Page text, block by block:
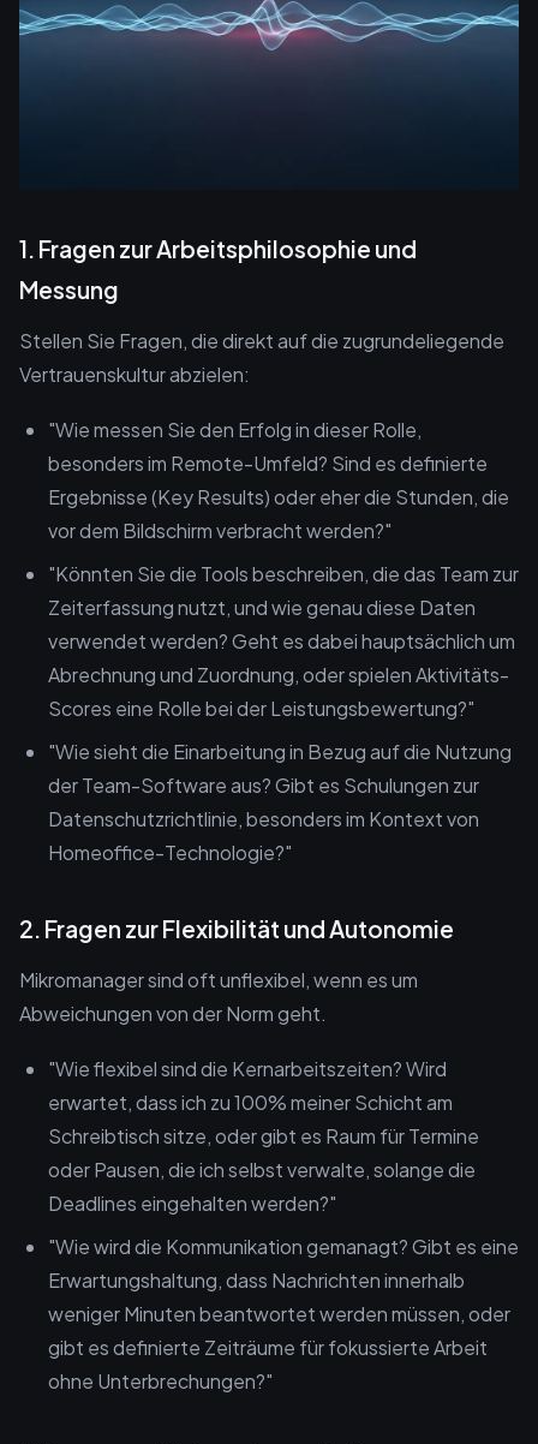
1. Fragen zur Arbeitsphilosophie und
Messung
Stellen Sie Fragen, die direkt auf die zugrundeliegende
Vertrauenskultur abzielen:
"Wie messen Sie den Erfolg in dieser Rolle,
besonders im Remote-Umfeld? Sind es definierte
Ergebnisse (Key Results) oder eher die Stunden, die
vor dem Bildschirm verbracht werden?"
"Könnten Sie die Tools beschreiben, die das Team zur
Zeiterfassung nutzt, und wie genau diese Daten
verwendet werden? Geht es dabei hauptsächlich um
Abrechnung und Zuordnung, oder spielen Aktivitäts-
Scores eine Rolle bei der Leistungsbewertung?"
"Wie sieht die Einarbeitung in Bezug auf die Nutzung
der Team-Software aus? Gibt es Schulungen zur
Datenschutzrichtlinie, besonders im Kontext von
Homeoffice-Technologie?"
2. Fragen zur Flexibilität und Autonomie
Mikromanager sind oft unflexibel, wenn es um
Abweichungen von der Norm geht.
"Wie flexibel sind die Kernarbeitszeiten? Wird
erwartet, dass ich zu 100% meiner Schicht am
Schreibtisch sitze, oder gibt es Raum für Termine
oder Pausen, die ich selbst verwalte, solange die
Deadlines eingehalten werden?"
"Wie wird die Kommunikation gemanagt? Gibt es eine
Erwartungshaltung, dass Nachrichten innerhalb
weniger Minuten beantwortet werden müssen, oder
gibt es definierte Zeiträume für fokussierte Arbeit
ohne Unterbrechungen?"